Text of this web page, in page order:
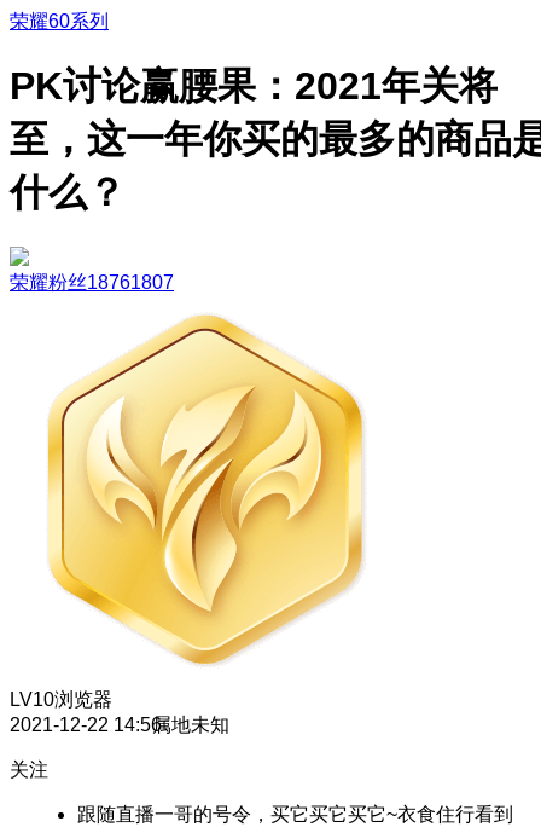
荣耀60系列
PK讨论赢腰果：2021年关将
至，这一年你买的最多的商品
什么？
荣耀粉丝18761807
LV10浏览器
2021-12-22 14:56属地未知
关注
跟随直播一哥的号令，买它买它买它~衣食住行看到